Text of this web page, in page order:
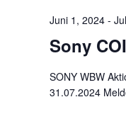
Sony
Juni 1, 2024-
SONY WBW
31.07.2024